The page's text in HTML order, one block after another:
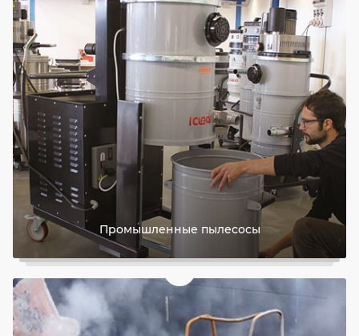
Промышленные пылесосы